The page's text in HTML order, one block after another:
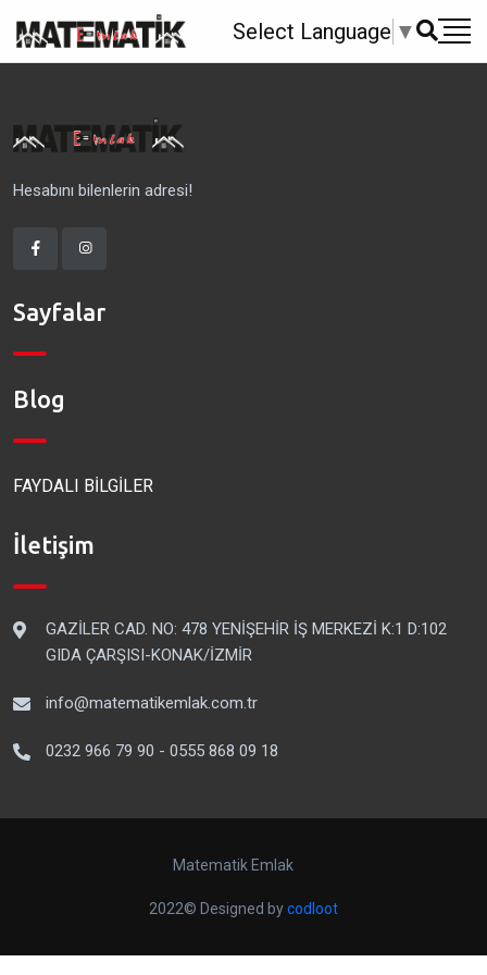
Select Language ▼
Hesabını bilenlerin adresi!
Sayfalar
Blog
FAYDALI BİLGİLER
İletişim
GAZİLER CAD. NO: 478 YENİŞEHİR İŞ MERKEZİ K:1 D:102
GIDA ÇARŞISI-KONAK/İZMİR
info@matematikemlak.com.tr
0232 966 79 90 - 0555 868 09 18
Matematik Emlak
2022© Designed bycodloot